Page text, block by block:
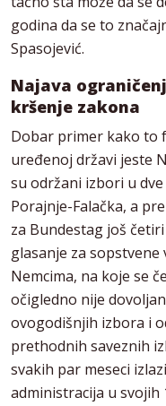
godina da se to
Spasojević.
Najava o
kršenje zakona
Dobar primer kako to
uređenoj državi jeste
su održani izbori u
Porajnje-Falačka, a
za Bundestag još
glasanje za sopstvene
Nemcima, na koje se
očigledno nije
ovogodišnjih izbora i
prethodnih saveznih
svakih par meseci
administracija u svojih